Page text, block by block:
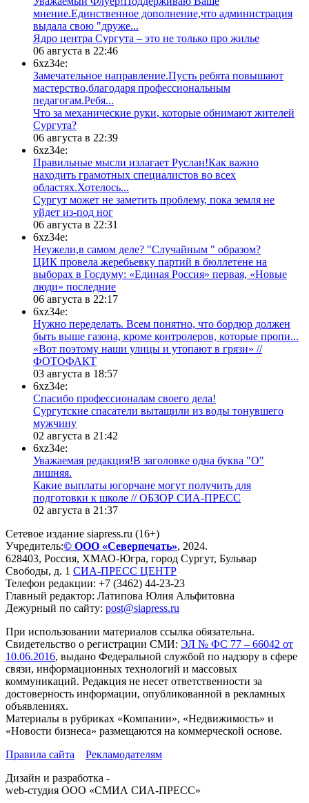
мнение.Единственное дополнение,что администрация
выдала свою "друже...
​Ядро центра Сургута ‒ это не только про жилье
06 августа в 22:46
6xz34e:
Замечательное направление.Пусть ребята повышают
мастерство,благодаря профессиональным
педагогам.Ребя...
​Что за механические руки, которые обнимают жителей
Сургута?
06 августа в 22:39
6xz34e:
Правильные мысли излагает Руслан!Как важно
находить грамотных специалистов во всех
областях.Хотелось...
Сургут может не заметить проблему, пока земля не
уйдет из-под ног
06 августа в 22:31
6xz34e:
Неужели,в самом деле? "Случайным " образом?
ЦИК провела жеребьевку партий в бюллетене на
выборах в Госдуму: «Единая Россия» первая, «Новые
люди» последние
06 августа в 22:17
6xz34e:
Нужно переделать. Всем понятно, что бордюр должен
быть выше газона, кроме контролеров, которые пропи...
«Вот поэтому наши улицы и утопают в грязи» //
ФОТОФАКТ
03 августа в 18:57
6xz34e:
Спасибо профессионалам своего дела!
Сургутские спасатели вытащили из воды тонувшего
мужчину
02 августа в 21:42
6xz34e:
Уважаемая редакция!В заголовке одна буква "О"
лишняя.
Какие выплаты югорчане могут получить для
подготовки к школе // ОБЗОР СИА-ПРЕСС
02 августа в 21:37
Сетевое издание siapress.ru (16+)
Учредитель:© ООО «Северпечать», 2024.
628403, Россия, ХМАО-Югра, город Сургут, Бульвар
Свободы, д. 1 СИА-ПРЕСС ЦЕНТР
Телефон редакции: +7 (3462) 44-23-23
Главный редактор: Латипова Юлия Альфитовна
Дежурный по сайту: post@siapress.ru
При использовании материалов ссылка обязательна.
Свидетельство о регистрации СМИ: ЭЛ № ФС 77 – 66042 от
10.06.2016, выдано Федеральной службой по надзору в сфере
связи, информационных технологий и массовых
коммуникаций. Редакция не несет ответственности за
достоверность информации, опубликованной в рекламных
объявлениях.
Материалы в рубриках «Компании», «Недвижимость» и
«Новости бизнеса» размещаются на коммерческой основе.
Правила сайта
Рекламодателям
Дизайн и разработка -
web-студия ООО «СМИА СИА-ПРЕСС»